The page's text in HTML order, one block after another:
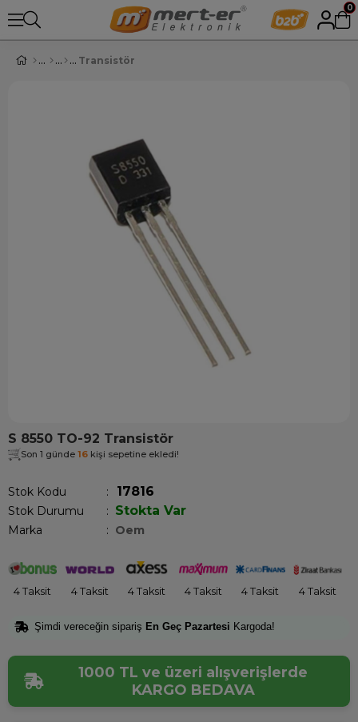
0
Transistör
S 8550 TO-92 Transistör
Son 1 günde 16 kişi sepetine ekledi!
Stok Kodu 17816
Stok Durumu : Stokta Var
Marka : Oem
4 Taksit 4 Taksit 4 Taksit 4 Taksit 4 Taksit 4 Taksit
Şimdi vereceğin sipariş En Geç Pazartesi Kargoda!
1000 TL ve üzeri alışverişlerde
KARGO BEDAVA